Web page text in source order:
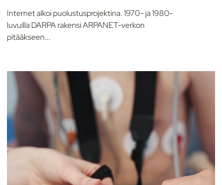
Internet alkoi puolustusprojektina. 1970- ja 1980-
luvuilla DARPA rakensi ARPANET-verkon
pitääkseen...